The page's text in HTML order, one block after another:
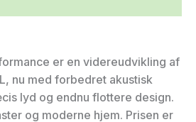
er en videreudvikling af
nu med forbedret akustisk
lyd og endnu flottere design.
og moderne hjem. Prisen er